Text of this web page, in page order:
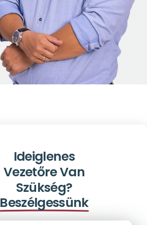
Ideiglenes
Vezetőre Van
Szükség?
Beszélgessünk